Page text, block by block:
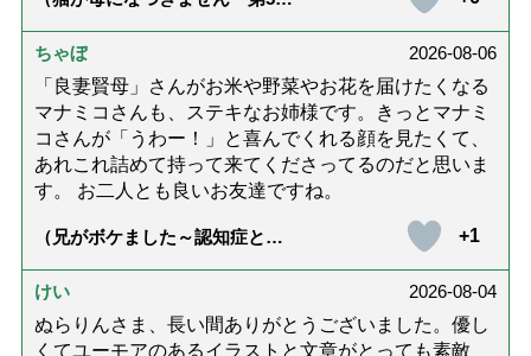
ちゃぼ
2026-08-06
「良妻賢母」さんがお米や野菜やお花を届けたくなる
マナミコさんも、ステキなお姉様です。きっとマナミ
コさんが「うわー！」と喜んでくれる顔を見たくて、
あれこれ詰めて持って来てくださってるのだと思いま
す。 お二人とも良いお友達ですね。
（兄がボケました～認知症と介
達』が届きました」）
+1
けい
2026-08-04
ぬらりんさま、長い間ありがとうございました。優し
くてユーモアのあるイラストと文章がとっても素敵